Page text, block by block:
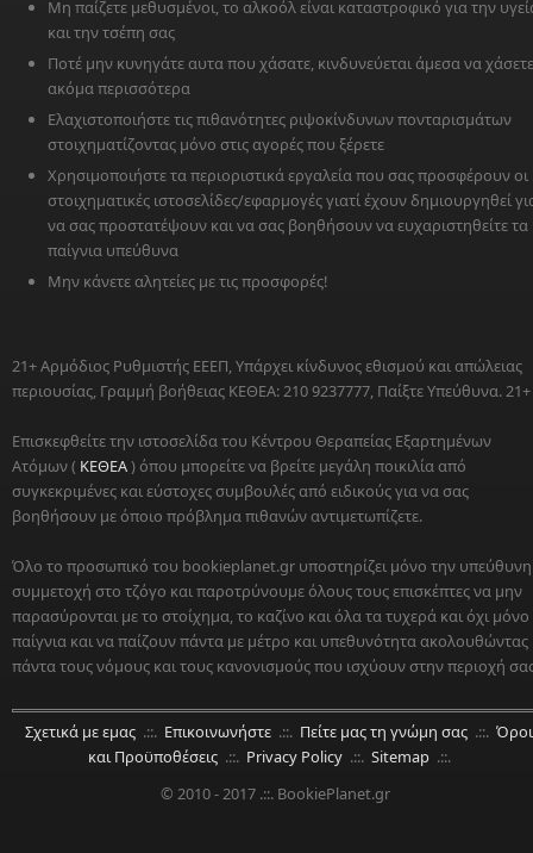
Μη παίζετε μεθυσμένοι, το αλκοόλ είναι καταστροφικό για την
και την τσέπη σας
Ποτέ μην κυνηγάτε αυτα που χάσατε, κινδυνεύεται άμεσα να χάσετε
ακόμα περισσότερα
Ελαχιστοποιήστε τις πιθανότητες ριψοκίνδυνων πονταρισμάτων
στοιχηματίζοντας μόνο στις αγορές που ξέρετε
Χρησιμοποιήστε τα περιοριστικά εργαλεία που σας προσφέρουν οι
στοιχηματικές ιστοσελίδες/εφαρμογές γιατί έχουν δημιουργηθεί
να σας προστατέψουν και να σας βοηθήσουν να ευχαριστηθείτε τα
παίγνια υπεύθυνα
Μην κάνετε αλητείες με τις προσφορές!
21+ Αρμόδιος Ρυθμιστής ΕΕΕΠ, Υπάρχει κίνδυνος εθισμού και απώλειας
περιουσίας, Γραμμή βοήθειας ΚΕΘΕΑ: 210 9237777, Παίξτε Υπεύθυνα. 21+
Επισκεφθείτε την ιστοσελίδα του Κέντρου Θεραπείας Εξαρτημένων
Ατόμων ( ΚΕΘΕΑ) όπου μπορείτε να βρείτε μεγάλη ποικιλία από
συγκεκριμένες και εύστοχες συμβουλές από ειδικούς για να σας
βοηθήσουν με όποιο πρόβλημα πιθανών αντιμετωπίζετε.
Όλο το προσωπικό του bookieplanet.gr υποστηρίζει μόνο την υπεύθυνη
συμμετοχή στο τζόγο και παροτρύνουμε όλους τους επισκέπτες να μην
παρασύρονται με το στοίχημα, το καζίνο και όλα τα τυχερά και όχι μόνο
παίγνια και να παίζουν πάντα με μέτρο και υπεθυνότητα ακολουθώντας
πάντα τους νόμους και τους κανονισμούς που ισχύουν στην περιοχή
Σχετικά με εμας .::. Επικοινωνήστε .::. Πείτε μας τη γνώμη σας .::. Όροι
και Προϋποθέσεις .::. Privacy Policy .::. Sitemap .::.
© 2010 - 2017 .::. BookiePlanet.gr